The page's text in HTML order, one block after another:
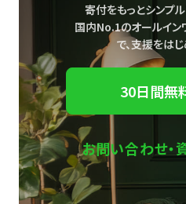
寄付をもっとシンプル
国内No.1のオールイン
で、支援をはじ
30日間無
お問い合わせ・